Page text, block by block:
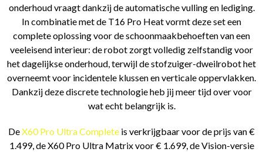
onderhoud vraagt dankzij de automatische vulling en lediging.
In combinatie met de T16 Pro Heat vormt deze set een
complete oplossing voor de schoonmaakbehoeften van een
veeleisend interieur: de robot zorgt volledig zelfstandig voor
het dagelijkse onderhoud, terwijl de stofzuiger-dweilrobot het
overneemt voor incidentele klussen en verticale oppervlakken.
Dankzij deze discrete technologie heb jij meer tijd over voor
wat echt belangrijk is.
DeX60 Pro Ultra Complete is verkrijgbaar voor de prijs van €
1.499, de X60 Pro Ultra Matrix voor € 1.699, de Vision-versie